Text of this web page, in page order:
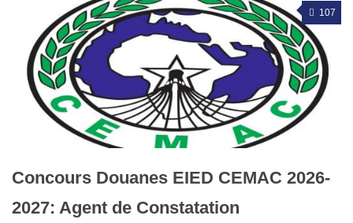
107
Concours Douanes EIED CEMAC 2026-
2027: Agent de Constatation